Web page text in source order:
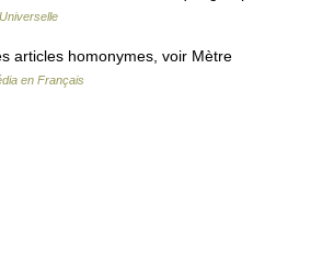
articles homonymes, voir Mètre
en Français